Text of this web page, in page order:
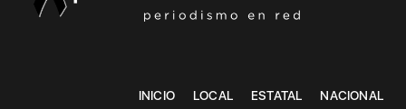
INICIO LOCAL ESTATAL NACIONAL